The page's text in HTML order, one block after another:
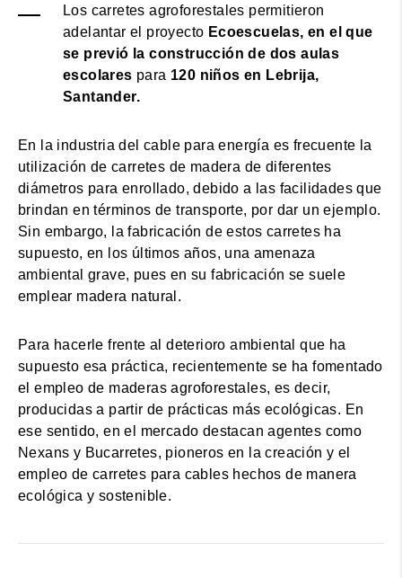
Los carretes agroforestales permitieron
adelantar el proyecto Ecoescuelas, en el que
se previó la construcción de dos aulas
escolares para 120 niños en Lebrija,
Santander.
En la industria del cable para energía es frecuente la
utilización de carretes de madera de diferentes
diámetros para enrollado, debido a las facilidades que
brindan en términos de transporte, por dar un ejemplo.
Sin embargo, la fabricación de estos carretes ha
supuesto, en los últimos años, una amenaza
ambiental grave, pues en su fabricación se suele
emplear madera natural.
Para hacerle frente al deterioro ambiental que ha
supuesto esa práctica, recientemente se ha fomentado
el empleo de maderas agroforestales, es decir,
producidas a partir de prácticas más ecológicas. En
ese sentido, en el mercado destacan agentes como
Nexans y Bucarretes, pioneros en la creación y el
empleo de carretes para cables hechos de manera
ecológica y sostenible.